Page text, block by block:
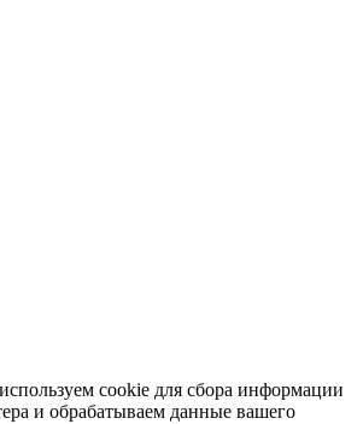
cookie для сбора информации
и обрабатываем данные вашего